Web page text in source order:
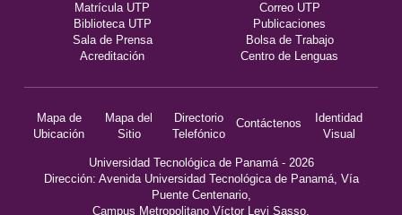
Matrícula UTP
Correo UTP
Biblioteca UTP
Publicaciones
Sala de Prensa
Bolsa de Trabajo
Acreditación
Centro de Lenguas
Mapa de
Ubicación
Mapa del
Sitio
Directorio
Telefónico
Contáctenos
Identidad
Visual
Universidad Tecnológica de Panamá - 2026
Dirección: Avenida Universidad Tecnológica de Panamá, Vía
Puente Centenario,
Campus Metropolitano Víctor Levi Sasso.